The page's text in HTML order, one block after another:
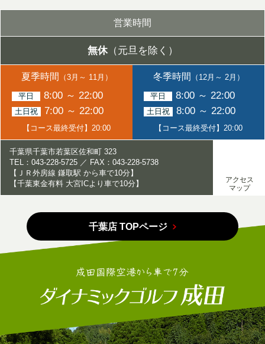
営業時間
無休（元旦を除く）
夏季時間 （3月～ 11月）
平日 8:00 ～ 22:00
土日祝 7:00 ～ 22:00
【コース最終受付】20:00
冬季時間 （12月～ 2月）
平日 8:00 ～ 22:00
土日祝 8:00 ～ 22:00
【コース最終受付】20:00
千葉県千葉市若葉区佐和町 323
TEL：043-228-5725 ／ FAX：043-228-5738
【ＪＲ外房線 鎌取駅 から車で10分】
【千葉東金有料 大宮ICより車で10分】
アクセス
マップ
千葉店 TOPページ